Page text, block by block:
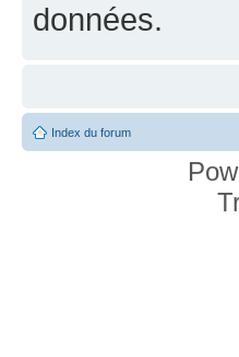
données.
Index du forum